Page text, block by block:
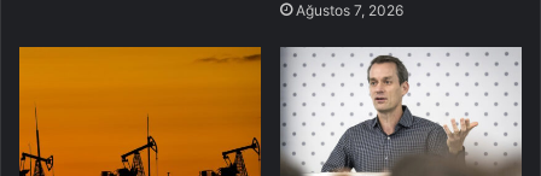
Ağustos 7, 2026